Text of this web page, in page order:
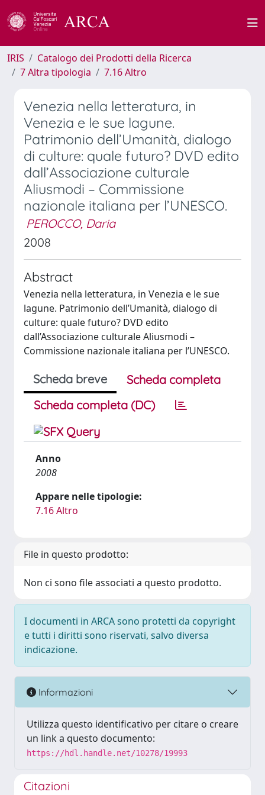
IRIS
Catalogo dei Prodotti della Ricerca
7 Altra tipologia
7.16 Altro
Venezia nella letteratura, in
Venezia e le sue lagune.
Patrimonio dell’Umanità, dialogo
di culture: quale futuro? DVD edito
dall’Associazione culturale
Aliusmodi – Commissione
nazionale italiana per l’UNESCO.
PEROCCO, Daria
2008
Abstract
Venezia nella letteratura, in Venezia e le sue
lagune. Patrimonio dell’Umanità, dialogo di
culture: quale futuro? DVD edito
dall’Associazione culturale Aliusmodi –
Commissione nazionale italiana per l’UNESCO.
Scheda breve
Scheda completa
Scheda completa (DC)
Anno
2008
Appare nelle tipologie:
7.16 Altro
File in questo prodotto:
Non ci sono file associati a questo prodotto.
I documenti in ARCA sono protetti da copyright
e tutti i diritti sono riservati, salvo diversa
indicazione.
Informazioni
Utilizza questo identificativo per citare o creare
un link a questo documento:
https://hdl.handle.net/10278/19993
Citazioni